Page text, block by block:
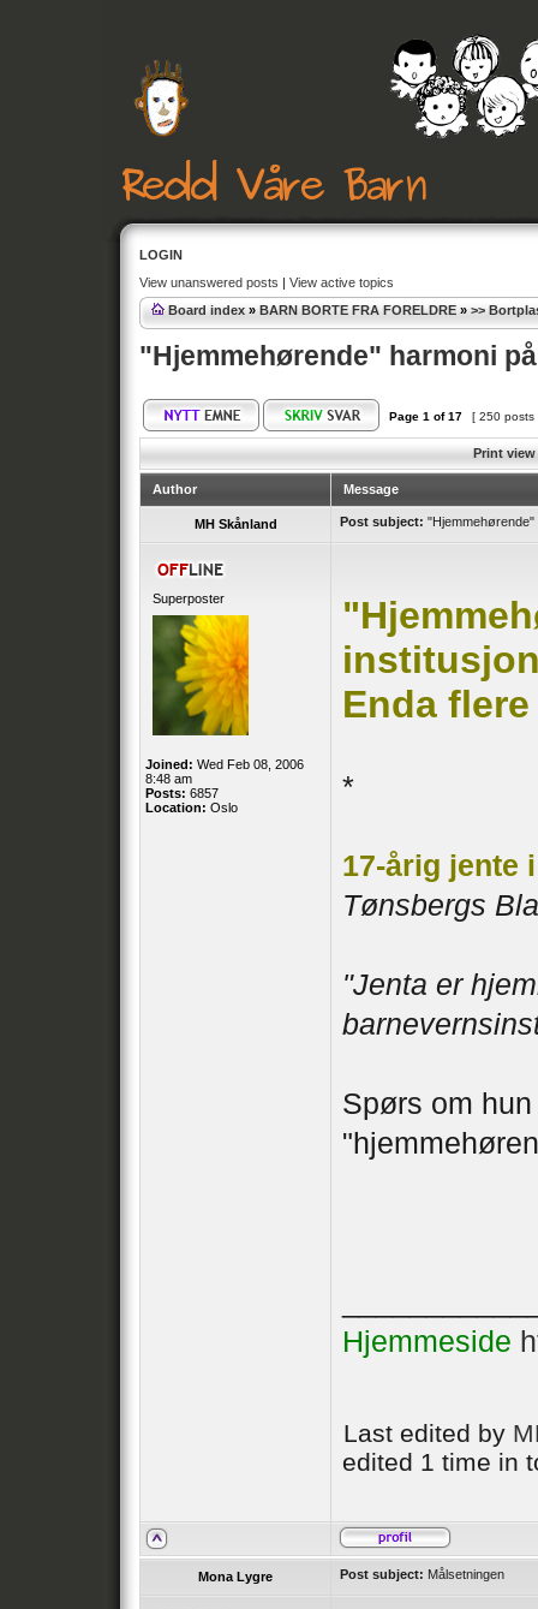
LOGIN
View unanswered posts | View active topics
Board index » BARN BORTE FRA FORELDRE » >>
"Hjemmehørende" harmoni
Page 1 of17 [ 250
Print view
Author Message
MH Skånland Post subject: "Hjemmehørende"
Superposter
Joined: Wed Feb 08, 2006
8:48 am
Posts: 6857
Location: Oslo
Enda
*
17-årig jente
Tønsbergs
"Jenta er
Spørs om
Hjemmeside
Last edited by
edited 1 time in
Mona Lygre Post subject: Målsetningen